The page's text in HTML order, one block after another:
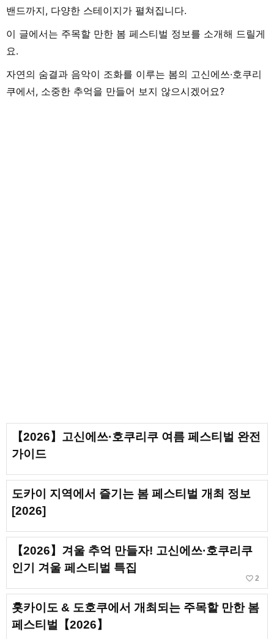
밴드까지, 다양한 스테이지가 펼쳐집니다.
이 글에서는 주목할 만한 봄 페스티벌 정보를 소개해 드릴게
요.
자연의 숨결과 음악이 조화를 이루는 봄의 고신에쓰·호쿠리
쿠에서, 소중한 추억을 만들어 보지 않으시겠어요?
【2026】고신에쓰·호쿠리쿠 여름 페스티벌 완전
가이드
도카이 지역에서 즐기는 봄 페스티벌 개최 정보
[2026]
【2026】겨울 추억 만들자! 고신에쓰·호쿠리쿠
인기 겨울 페스티벌 특집
favorite_border 2
홋카이도 & 도호쿠에서 개최되는 주목할 만한 봄
페스티벌【2026】